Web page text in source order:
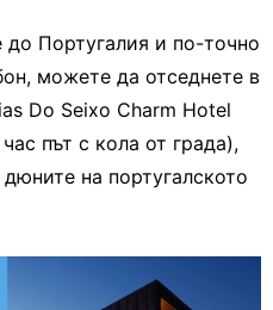
до Португалия и по-точно
можете да отседнете в
Do Seixo Charm Hotel
път с кола от града),
на португалското